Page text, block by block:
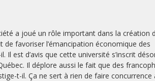
a joué un rôle important dans la création
favoriser l’émancipation économique des
est d’avis que cette université s’inscrit
Il déplore aussi le fait que des
t-il. Ça ne sert à rien de faire concurrence